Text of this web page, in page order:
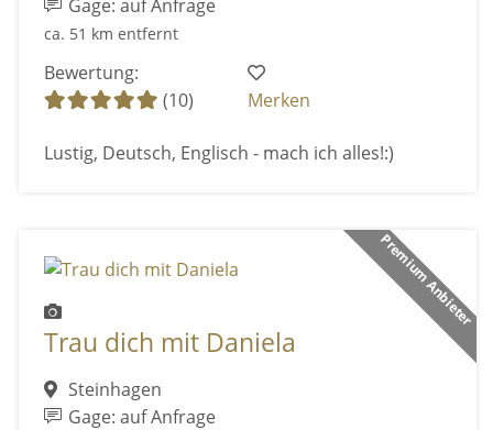
Gage: auf Anfrage
ca. 51 km entfernt
Bewertung:
(10)
Merken
Lustig, Deutsch, Englisch - mach ich alles!:)
Premium Anbieter
Trau dich mit Daniela
Steinhagen
Gage: auf Anfrage